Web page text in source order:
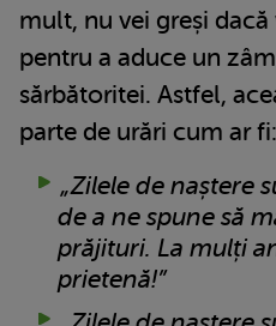
mult, nu vei greși
pentru a aduce un
sărbătoritei. Astfel,
parte de urări cum ar fi:
„Zilele de naștere
de a ne spune să
prăjituri. La mulți
prietenă!”